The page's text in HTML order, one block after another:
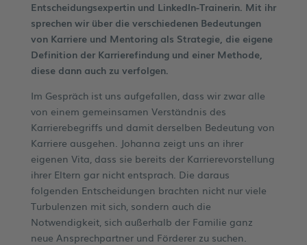
Entscheidungsexpertin und LinkedIn-Trainerin. Mit ihr
sprechen wir über die verschiedenen Bedeutungen
von Karriere und Mentoring als Strategie, die eigene
Definition der Karrierefindung und einer Methode,
diese dann auch zu verfolgen.
Im Gespräch ist uns aufgefallen, dass wir zwar alle
von einem gemeinsamen Verständnis des
Karrierebegriffs und damit derselben Bedeutung von
Karriere ausgehen. Johanna zeigt uns an ihrer
eigenen Vita, dass sie bereits der Karrierevorstellung
ihrer Eltern gar nicht entsprach. Die daraus
folgenden Entscheidungen brachten nicht nur viele
Turbulenzen mit sich, sondern auch die
Notwendigkeit, sich außerhalb der Familie ganz
neue Ansprechpartner und Förderer zu suchen.